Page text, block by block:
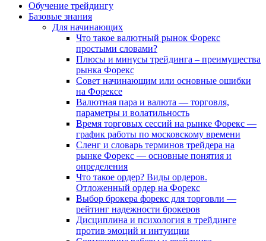
Обучение трейдингу
Базовые знания
Для начинающих
Что такое валютный рынок Форекс
простыми словами?
Плюсы и минусы трейдинга – преимущества
рынка Форекс
Совет начинающим или основные ошибки
на Форексе
Валютная пара и валюта — торговля,
параметры и волатильность
Время торговых сессий на рынке Форекс —
график работы по московскому времени
Сленг и словарь терминов трейдера на
рынке Форекс — основные понятия и
определения
Что такое ордер? Виды ордеров.
Отложенный ордер на Форекс
Выбор брокера форекс для торговли —
рейтинг надежности брокеров
Дисциплина и психология в трейдинге
против эмоций и интуиции